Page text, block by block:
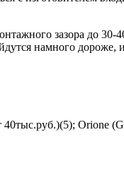
зазора до
намного дороже,
Orione